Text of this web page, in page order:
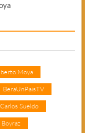
Moya
BeraUnPaisTV
Carlos Sueldo